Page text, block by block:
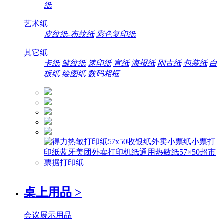
纸
艺术纸
皮纹纸-布纹纸 彩色复印纸
其它纸
卡纸 皱纹纸 速印纸 宣纸 海报纸 刚古纸 包装纸 白
板纸 绘图纸 数码相框
桌上用品 >
会议展示用品